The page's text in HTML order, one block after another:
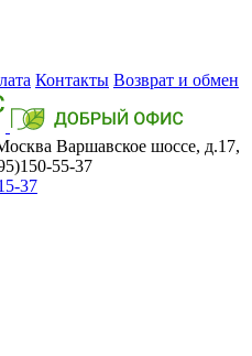
Контакты Возврат и обмен
Варшавское шоссе, д.17,
55-37
37